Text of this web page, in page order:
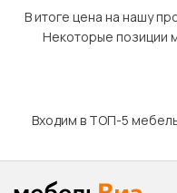
В итоге цена на нашу
Некоторые позиции
Входим в ТОП-5